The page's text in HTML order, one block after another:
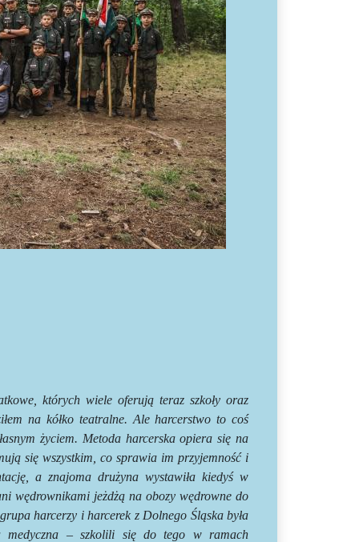
których wiele oferują teraz szkoły oraz
na kółko teatralne. Ale harcerstwo to coś
życiem. Metoda harcerska opiera się na
się wszystkim, co sprawia im przyjemność i
a znajoma drużyna wystawiła kiedyś w
wędrownikami jeżdżą na obozy wędrowne do
harcerzy i harcerek z Dolnego Śląska była
medyczna – szkolili się do tego w ramach